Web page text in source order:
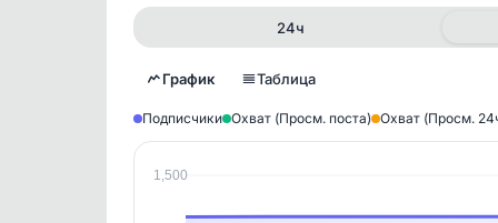
24ч
График Таблица
Подписчики Охват (Просм. поста) Охват (Просм.
1,500